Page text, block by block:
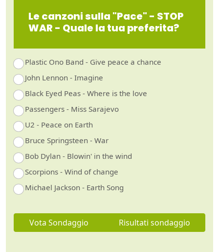
Le canzoni sulla "Pace" - STOP
WAR - Quale la tua preferita?
Plastic Ono Band - Give peace a chance
John Lennon - Imagine
Black Eyed Peas - Where is the love
Passengers - Miss Sarajevo
U2 - Peace on Earth
Bruce Springsteen - War
Bob Dylan - Blowin' in the wind
Scorpions - Wind of change
Michael Jackson - Earth Song
Vota Sondaggio Risultati sondaggio